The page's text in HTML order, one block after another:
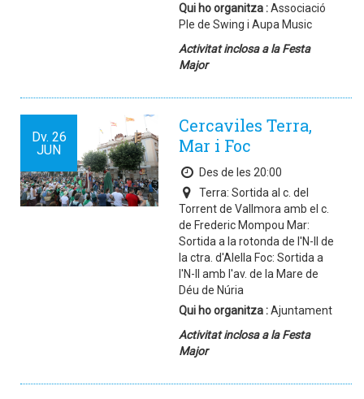
Qui ho organitza :Associació
Ple de Swing i Aupa Music
Activitat inclosa a la Festa
Major
Dv. 26
JUN
Cercaviles Terra,
Mar i Foc
Des de les 20:00
Terra: Sortida al c. del
Torrent de Vallmora amb el c.
de Frederic Mompou Mar:
Sortida a la rotonda de l'N-II de
la ctra. d'Alella Foc: Sortida a
l'N-II amb l'av. de la Mare de
Déu de Núria
Qui ho organitza :Ajuntament
Activitat inclosa a la Festa
Major